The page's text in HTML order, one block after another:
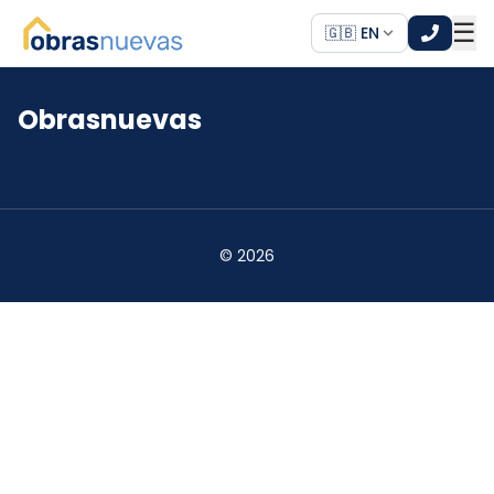
🇬🇧 EN ☰
*
Obrasnuevas
© 2026